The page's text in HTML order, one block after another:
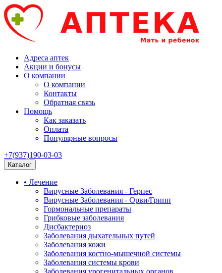
Адреса аптек
Акции и бонусы
О компании
О компании
Контакты
Обратная связь
Помощь
Как заказать
Оплата
Популярные вопросы
+7(937)190-03-03
Каталог
• Лечение
Вирусные Заболевания - Герпес
Вирусные Заболевания - Орви/Грипп
Гормональные препараты
Грибковые заболевания
Дисбактериоз
Заболевания дыхательных путей
Заболевания кожи
Заболевания костно-мышечной системы
Заболевания системы крови
Заболевания урогенитальных органов